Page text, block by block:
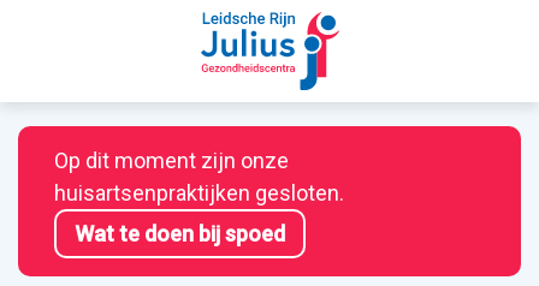
Op dit moment zijn onze
huisartsenpraktijken gesloten.
Wat te doen bij spoed